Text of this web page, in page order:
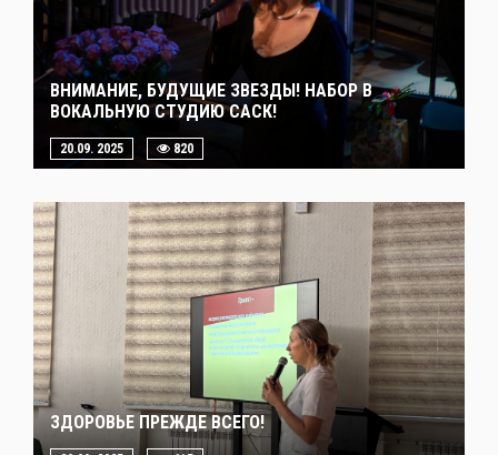
ВНИМАНИЕ, БУДУЩИЕ ЗВЕЗДЫ! НАБОР В
ВОКАЛЬНУЮ СТУДИЮ САСК!
20.09. 2025 820
ЗДОРОВЬЕ ПРЕЖДЕ ВСЕГО!